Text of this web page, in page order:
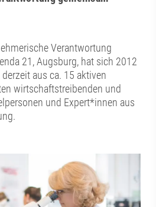
Verantwortung
21, Augsburg, hat sich 2012
aus ca. 15 aktiven
wirtschaftstreibenden und
und Expert*innen aus